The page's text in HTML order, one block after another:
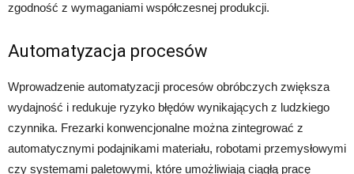
zgodność z wymaganiami współczesnej produkcji.
Automatyzacja procesów
Wprowadzenie automatyzacji procesów obróbczych zwiększa
wydajność i redukuje ryzyko błędów wynikających z ludzkiego
czynnika. Frezarki konwencjonalne można zintegrować z
automatycznymi podajnikami materiału, robotami przemysłowymi
czy systemami paletowymi, które umożliwiają ciągłą pracę